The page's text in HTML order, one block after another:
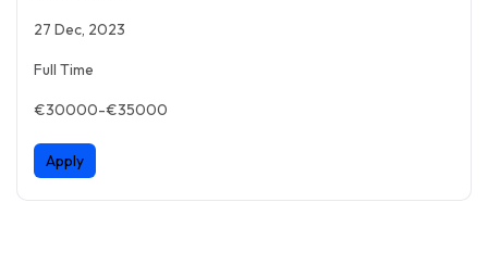
27 Dec, 2023
Full Time
€30000-€35000
Apply